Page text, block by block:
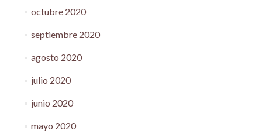
octubre 2020
septiembre 2020
agosto 2020
julio 2020
junio 2020
mayo 2020